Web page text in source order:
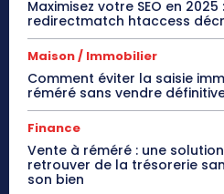
Maximisez votre SEO en
redirectmatch htaccess
Maison / Immobilier
Comment éviter la saisie
réméré sans vendre
Finance
Vente à réméré : une
retrouver de la trésorerie
son bien